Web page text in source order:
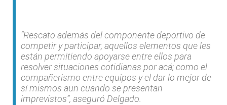
“Rescato además del componente deportivo de
competir y participar, aquellos elementos que les
están permitiendo apoyarse entre ellos para
resolver situaciones cotidianas por acá; como el
compañerismo entre equipos y el dar lo mejor de
sí mismos aun cuando se presentan
imprevistos”, aseguró Delgado.